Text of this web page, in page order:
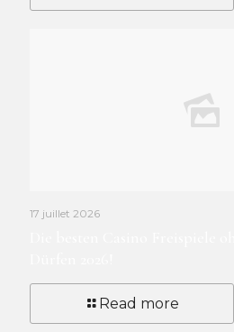
17 juillet 2026
Read more